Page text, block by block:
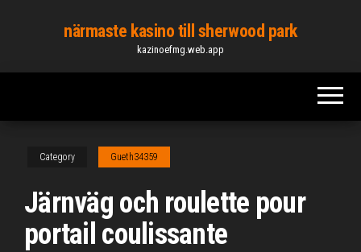
content
närmaste kasino till sherwood park
kazinoefmg.web.app
Category Gueth34359
Järnväg och roulette pour
portail coulissante